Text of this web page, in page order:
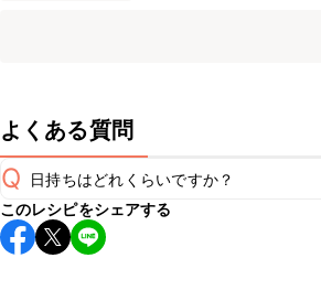
よくある質問
Q 日持ちはどれくらいですか？
こちらのレシピは出来たてをお召し上が
すすめします。
このレシピをシェアする